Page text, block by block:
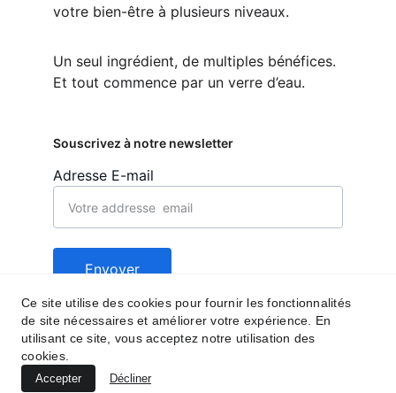
votre bien-être à plusieurs niveaux.
Un seul ingrédient, de multiples bénéfices.
Et tout commence par un verre d’eau.
Contact
Adresse E-mail
Envoyer
behealfit.news@gmai
Suivez nous
Souscrivez à notre newsletter
Ce site utilise des cookies pour fournir les fonctionnalités
de site nécessaires et améliorer votre expérience. En
utilisant ce site, vous acceptez notre utilisation des
cookies.
Accepter Décliner